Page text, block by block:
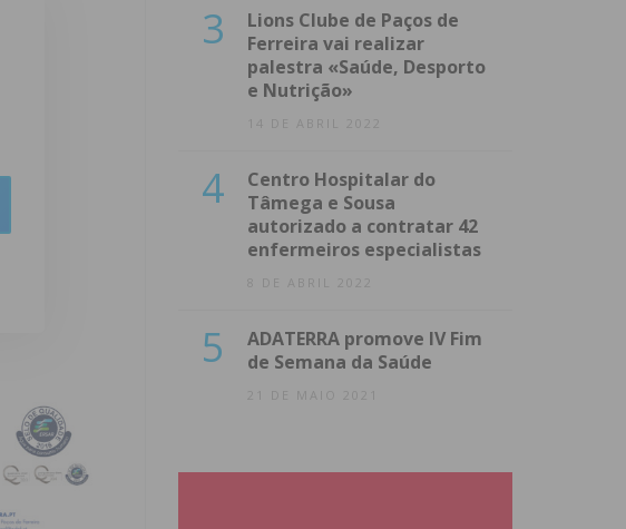
3
Lions Clube de Paços de
Ferreira vai realizar
palestra «Saúde, Desporto
e Nutrição»
14 DE ABRIL 2022
4
Centro Hospitalar do
Tâmega e Sousa
autorizado a contratar 42
enfermeiros especialistas
8 DE ABRIL 2022
5
ADATERRA promove IV Fim
de Semana da Saúde
21 DE MAIO 2021